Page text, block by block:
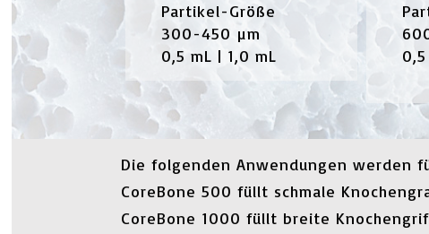
Partikel-Größe
300-450 µm
0,5 mL | 1,0 mL
Die folgenden Anwendungen werden
CoreBone 500 füllt schmale
CoreBone 1000 füllt breite